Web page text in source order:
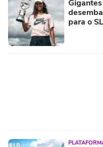
para o